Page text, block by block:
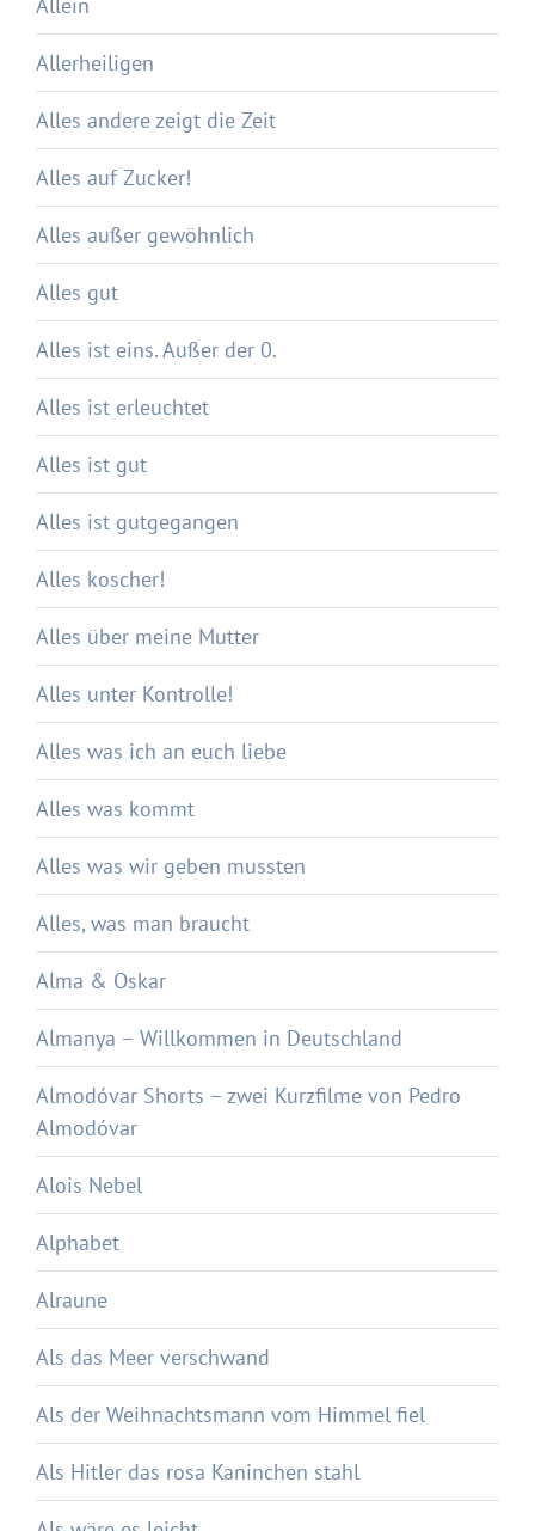
Allerheiligen
Alles andere zeigt die Zeit
Alles auf Zucker!
Alles außer gewöhnlich
Alles gut
Alles ist eins. Außer der 0.
Alles ist erleuchtet
Alles ist gut
Alles ist gutgegangen
Alles koscher!
Alles über meine Mutter
Alles unter Kontrolle!
Alles was ich an euch liebe
Alles was kommt
Alles was wir geben mussten
Alles, was man braucht
Alma & Oskar
Almanya – Willkommen in Deutschland
Almodóvar Shorts – zwei Kurzfilme von Pedro
Almodóvar
Alois Nebel
Alphabet
Alraune
Als das Meer verschwand
Als der Weihnachtsmann vom Himmel fiel
Als Hitler das rosa Kaninchen stahl